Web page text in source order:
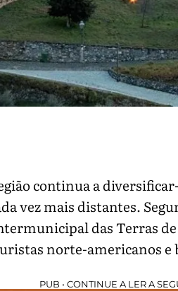
continua a
vez mais distantes.
das Terras
norte-americanos e
PUB • CONTINUE A LER A